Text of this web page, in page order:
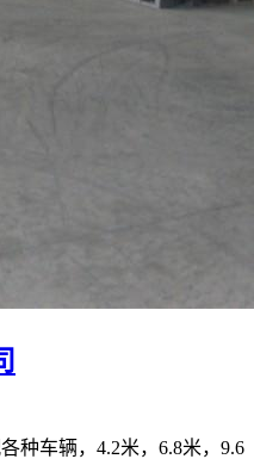
种车辆，4.2米，6.8米，9.6